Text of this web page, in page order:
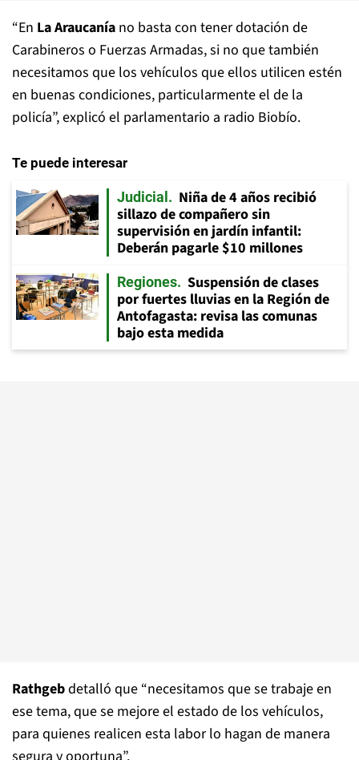
“En La Araucanía no basta con tener dotación de
Carabineros o Fuerzas Armadas, si no que también
necesitamos que los vehículos que ellos utilicen estén
en buenas condiciones, particularmente el de la
policía”, explicó el parlamentario a radio Biobío.
Te puede interesar
Judicial
Niña de 4 años recibió
sillazo de compañero sin
supervisión en jardín infantil:
Deberán pagarle $10 millones
Regiones
Suspensión de clases
por fuertes lluvias en la Región de
Antofagasta: revisa las comunas
bajo esta medida
Rathgebdetalló que “necesitamos que se trabaje en
ese tema, que se mejore el estado de los vehículos,
para quienes realicen esta labor lo hagan de manera